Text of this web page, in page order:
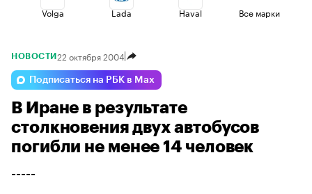
Volga Lada Haval
Voyah Changan
Esteo Geely Jaecoo
Все марки
НОВОСТИ 22 октября 2004
Подписаться на РБК в Max
В Иране в результате
столкновения двух автобусов
погибли не менее 14 человек
-----